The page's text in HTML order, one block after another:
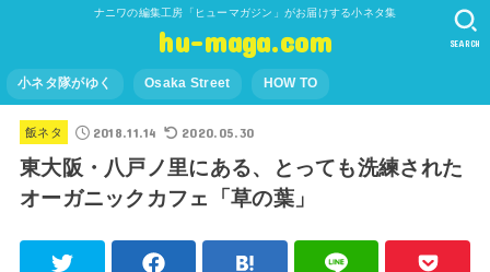
ナニワの編集工房「ヒューマガジン」がお届けする小ネタ集
hu-maga.com
小ネタ隊がゆく Osaka Street HOW TO
SEARCH
飯ネタ 2018.11.14 2020.05.30
東大阪・八戸ノ里にある、とっても洗練された
オーガニックカフェ「草の葉」